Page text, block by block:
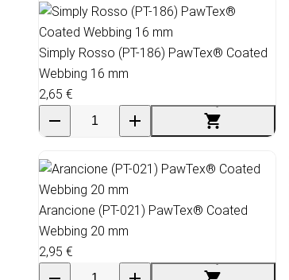
Simply Rosso (PT-186) PawTex® Coated
Webbing 16 mm
2,65 €
Arancione (PT-021) PawTex® Coated
Webbing 20 mm
2,95 €